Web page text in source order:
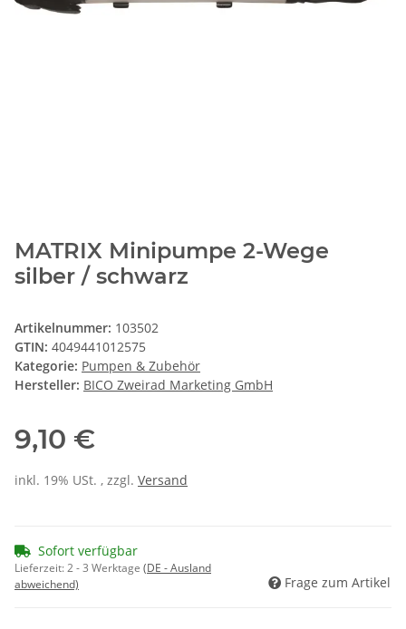
MATRIX Minipumpe 2-Wege
silber / schwarz
Artikelnummer: 103502
GTIN: 4049441012575
Kategorie: Pumpen & Zubehör
Hersteller: BICO Zweirad Marketing GmbH
9,10 €
inkl. 19% USt. , zzgl. Versand
Sofort verfügbar
Lieferzeit:2 - 3 Werktage (DE - Ausland
abweichend)
Frage zum Artikel